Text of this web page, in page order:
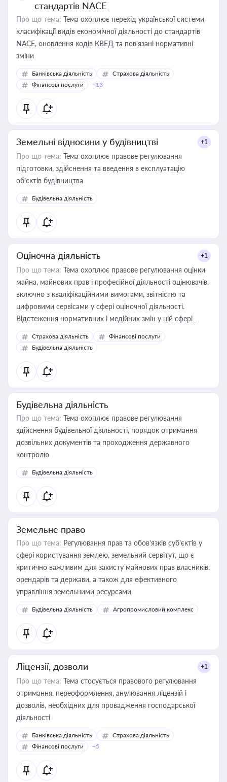
стандартів NACE
Про що тема: Тема охоплює перехід української системи
класифікації видів економічної діяльності до стандартів
NACE, оновлення кодів КВЕД та пов'язані нормативні
зміни
Банківська діяльність
Страхова діяльність
Фінансові послуги
+13
Земельні відносини у будівництві +1
Про що тема: Тема охоплює правове регулювання
підготовки, здійснення та введення в експлуатацію
об’єктів будівництва
Будівельна діяльність
Оціночна діяльність +1
Про що тема: Тема охоплює правове регулювання оцінки
майна, майнових прав і професійної діяльності оцінювачів,
включно з кваліфікаційними вимогами, звітністю та
цифровими сервісами у сфері оціночної діяльності.
Відстеження нормативних і медійних змін у цій сфері
корисне для власника бізнесу, керівника, юриста або
бухгалтера під час оподаткування, приватизації, оренди
державного майна, корпоративних угод і перевірки
статусу суб'єктів оціночної діяльності
Страхова діяльність
Фінансові послуги
Будівельна діяльність
Будівельна діяльність
Про що тема: Тема охоплює правове регулювання
здійснення будівельної діяльності, порядок отримання
дозвільних документів та проходження державного
контролю
Будівельна діяльність
Земельне право
Про що тема: Регулювання прав та обов’язків суб’єктів у
сфері користування землею, земельний сервітут, що є
критично важливим для захисту майнових прав власників,
орендарів та держави, а також для ефективного
управління земельними ресурсами
Будівельна діяльність Агропромисловий комплекс
Ліцензії, дозволи +1
Про що тема: Тема стосується правового регулювання
отримання, переоформлення, анулювання ліцензій і
дозволів, необхідних для провадження господарської
діяльності
Банківська діяльність
Страхова діяльність
Фінансові послуги
+5